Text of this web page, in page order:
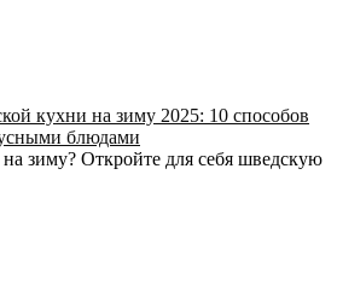
кухни на зиму 2025: 10 способов
блюдами
зиму? Откройте для себя шведскую